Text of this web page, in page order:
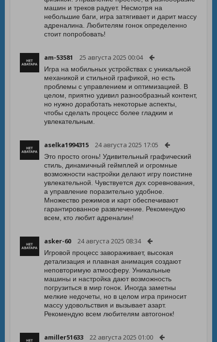
машин и треков радует. Несмотря на
небольшие баги, игра затягивает и дарит массу
адреналина. Любителям гонок определенно
стоит попробовать!
am-53581 25 августа 2025 00:04
Игра на мобильных устройствах с уникальной
механикой и стильной графикой, но есть
проблемы с управлением и оптимизацией. В
целом, приятно удивил разнообразный контент,
но нужно доработать некоторые аспекты,
чтобы сделать процесс более гладким и
увлекательным.
aselka1994315 24 августа 2025 17:05
Это просто огонь! Удивительный графический
стиль, динамичный геймплей и огромные
возможности настройки делают игру поистине
увлекательной. Чувствуется дух соревнования,
а управление поразительно удобное.
Множество режимов и карт обеспечивают
гарантированное развлечение. Рекомендую
всем, кто любит адреналин!
asker-60 24 августа 2025 08:34
Игровой процесс завораживает, высокая
детализация и плавная анимация создают
неповторимую атмосферу. Уникальные
машины и настройка дают возможность
погрузиться в мир гонок. Иногда заметны
мелкие недочеты, но в целом игра приносит
массу удовольствия и вызывает азарт.
Рекомендую всем любителям автогонок!
amiller51633 22 августа 2025 01:00